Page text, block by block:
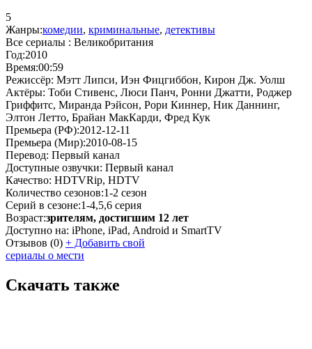
5
Жанры:комедии, криминальные, детективы
Все сериалы : Великобритания
Год:2010
Время:00:59
Режиссёр: Мэтт Липси, Иэн Фицгиббон, Кирон Дж. Уолш
Актёры: Тоби Стивенс, Люси Панч, Ронни Джатти, Роджер
Гриффитс, Миранда Рэйсон, Рори Киннер, Ник Даннинг,
Элтон Летто, Брайан МакКарди, Фред Кук
Премьера (РФ):2012-12-11
Премьера (Мир):2010-08-15
Перевод: Первый канал
Доступные озвучки: Первый канал
Качество: HDTVRip, HDTV
Количество сезонов:1-2 сезон
Серий в сезоне:1-4,5,6 серия
Возраст:зрителям, достигшим 12 лет
Доступно на: iPhone, iPad, Android и SmartTV
Отзывов (0) + Добавить свой
сериалы о мести
Скачать также